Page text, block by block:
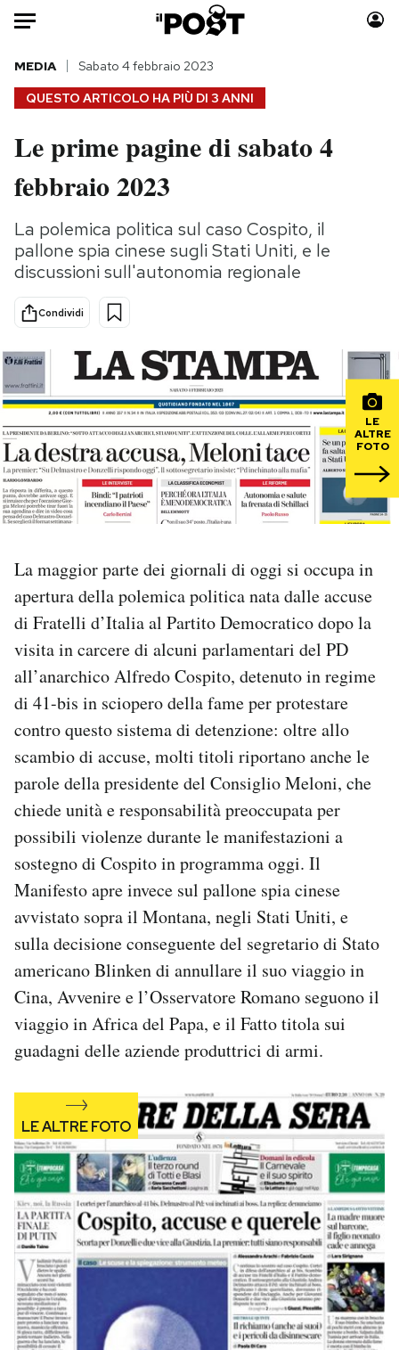
Auto
HOME
Italia
Politica
Tecnologia
Internet
Scienza
Cultura
Economia
Sport
Moda
Storie/Idee
Ok Boomer!
Media
Mondiali calcio 2026
PODCAST
NEWSLETTER
CALENDARIO
AREA PERSONALE
Area Personale
Newsletter
Notifiche mobile
Regala il Post
Hai bisogno di aiuto?
Esci
QUESTO ARTICOLO HA PIÙ DI 3 ANNI
MEDIA Sabato 4 febbraio 2023
Le prime pagine di sabato 4
febbraio 2023
La polemica politica sul caso Cospito, il
pallone spia cinese sugli Stati Uniti, e le
discussioni sull'autonomia regionale
Condividi
LE
ALTRE
FOTO
La maggior parte dei giornali di oggi si occupa in
apertura della polemica politica nata dalle accuse
di Fratelli d’Italia al Partito Democratico dopo la
visita in carcere di alcuni parlamentari del PD
all’anarchico Alfredo Cospito, detenuto in regime
di 41-bis in sciopero della fame per protestare
contro questo sistema di detenzione: oltre allo
scambio di accuse, molti titoli riportano anche le
parole della presidente del Consiglio Meloni, che
chiede unità e responsabilità preoccupata per
possibili violenze durante le manifestazioni a
sostegno di Cospito in programma oggi. Il
Manifesto apre invece sul pallone spia cinese
avvistato sopra il Montana, negli Stati Uniti, e
sulla decisione conseguente del segretario di Stato
americano Blinken di annullare il suo viaggio in
Cina, Avvenire e l’Osservatore Romano seguono il
viaggio in Africa del Papa, e il Fatto titola sui
guadagni delle aziende produttrici di armi.